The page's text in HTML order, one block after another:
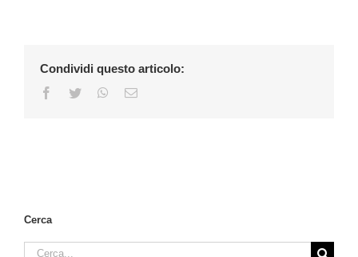
Condividi questo articolo:
Facebook
Twitter WhatsApp
Email
Cerca
Cerca